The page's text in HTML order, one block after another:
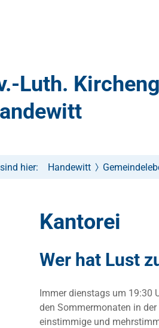
Luth.
hier: Handewitt
Kantorei
Wer hat Lust
Immer dienstags um 19:30
den Sommermonaten in
einstimmige und